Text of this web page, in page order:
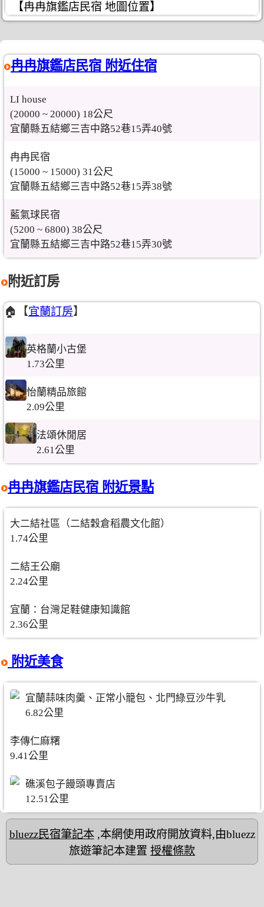
【冉冉旗鑑店民宿 地圖位置】
冉冉旗鑑店民宿 附近住宿
LI house
(20000 ~ 20000) 18公尺
宜蘭縣五結鄉三吉中路52巷15弄40號
冉冉民宿
(15000 ~ 15000) 31公尺
宜蘭縣五結鄉三吉中路52巷15弄38號
藍氣球民宿
(5200 ~ 6800) 38公尺
宜蘭縣五結鄉三吉中路52巷15弄30號
附近訂房
🏠【宜蘭訂房】
英格蘭小古堡
1.73公里
怡蘭精品旅館
2.09公里
法頌休閒居
2.61公里
冉冉旗鑑店民宿 附近景點
大二結社區（二結穀倉稻農文化館）
1.74公里
二結王公廟
2.24公里
宜蘭：台灣足鞋健康知識館
2.36公里
附近美食
宜蘭蒜味肉羹、正常小籠包、北門綠豆沙牛乳
6.82公里
李傳仁麻糬
9.41公里
礁溪包子饅頭專賣店
12.51公里
bluezz民宿筆記本,本網使用政府開放資料,由bluezz
旅遊筆記本建置 授權條款